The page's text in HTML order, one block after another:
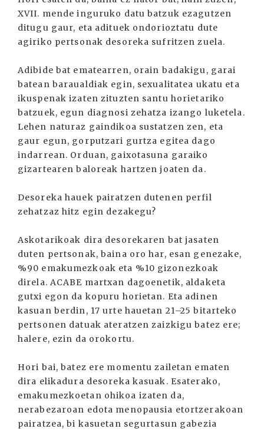
XVII. mende inguruko datu batzuk ezagutzen
ditugu gaur, eta adituek ondorioztatu dute
agiriko pertsonak desoreka sufritzen zuela.
Adibide bat ematearren, orain badakigu, garai
batean baraualdiak egin, sexualitatea ukatu eta
ikuspenak izaten zituzten santu horietariko
batzuek, egun diagnosi zehatza izango luketela.
Lehen naturaz gaindikoa sustatzen zen, eta
gaur egun, gorputzari gurtza egitea dago
indarrean. Orduan, gaixotasuna garaiko
gizartearen baloreak hartzen joaten da.
Desoreka hauek pairatzen dutenen perfil
zehatzaz hitz egin dezakegu?
Askotarikoak dira desorekaren bat jasaten
duten pertsonak, baina oro har, esan genezake,
%90 emakumezkoak eta %10 gizonezkoak
direla. ACABE martxan dagoenetik, aldaketa
gutxi egon da kopuru horietan. Eta adinen
kasuan berdin, 17 urte hauetan 21–25 bitarteko
pertsonen datuak ateratzen zaizkigu batez ere;
halere, ezin da orokortu.
Hori bai, batez ere momentu zailetan ematen
dira elikadura desoreka kasuak. Esaterako,
emakumezkoetan ohikoa izaten da,
nerabezaroan edota menopausia etortzerakoan
pairatzea, bi kasuetan segurtasun gabezia